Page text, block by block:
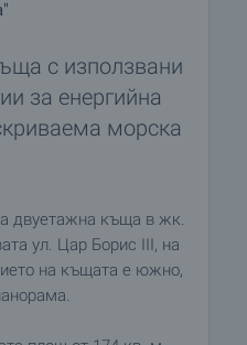
с използвани
за енергийна
морска
двуетажна къща в жк.
ул. Цар Борис III, на
на къщата е южно,